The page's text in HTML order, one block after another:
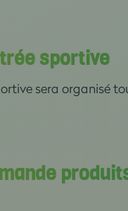
sportive
sera organisé